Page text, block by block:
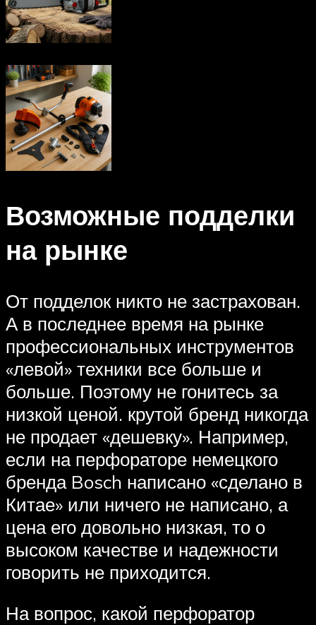
Возможные подделки
на рынке
От подделок никто не застрахован.
А в последнее время на рынке
профессиональных инструментов
«левой» техники все больше и
больше. Поэтому не гонитесь за
низкой ценой. крутой бренд никогда
не продает «дешевку». Например,
если на перфораторе немецкого
бренда Bosch написано «сделано в
Китае» или ничего не написано, а
цена его довольно низкая, то о
высоком качестве и надежности
говорить не приходится.
На вопрос, какой перфоратор